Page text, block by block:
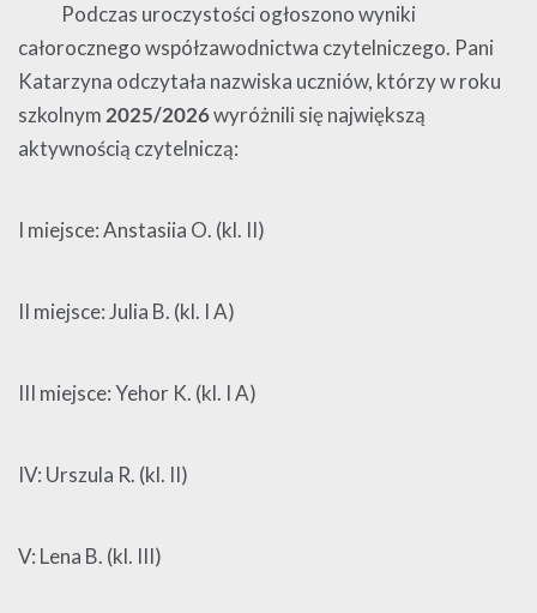
Podczas uroczystości ogłoszono wyniki
całorocznego współzawodnictwa czytelniczego. Pani
Katarzyna odczytała nazwiska uczniów, którzy w roku
szkolnym2025/2026wyróżnili się największą
aktywnością czytelniczą:
I miejsce: Anstasiia O. (kl. II)
II miejsce: Julia B. (kl. I A)
III miejsce: Yehor K. (kl. I A)
IV: Urszula R. (kl. II)
V: Lena B. (kl. III)